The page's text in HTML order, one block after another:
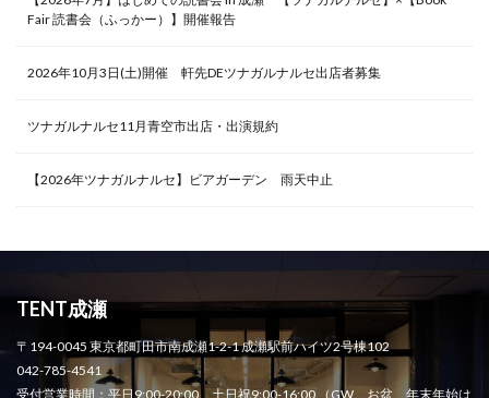
Fair 読書会（ふっかー）】開催報告
2026年10月3日(土)開催 軒先DEツナガルナルセ出店者募集
ツナガルナルセ11月青空市出店・出演規約
【2026年ツナガルナルセ】ビアガーデン 雨天中止
TENT成瀬
〒194-0045 東京都町田市南成瀬1-2-1 成瀬駅前ハイツ2号棟102
042-785-4541
受付営業時間：平日9:00-20:00 土日祝9:00-16:00 （GW、お盆、年末年始は